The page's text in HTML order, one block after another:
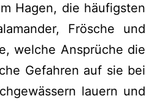
Hagen, die häufigsten
Frösche und
welche Ansprüche die
Gefahren auf sie bei
lauern und